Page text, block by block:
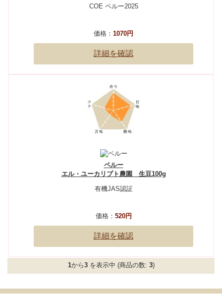
COE ペルー2025
価格： 1070円
詳細を確認
ペルー
エル・ユーカリプト農園 生豆100g
有機JAS認証
価格： 520円
詳細を確認
1から3を表示中 (商品の数: 3)